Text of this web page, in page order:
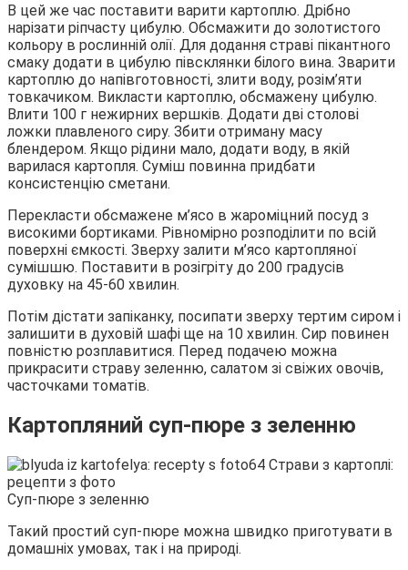
В цей же час поставити варити картоплю. Дрібно
нарізати ріпчасту цибулю. Обсмажити до золотистого
кольору в рослинній олії. Для додання страві пікантного
смаку додати в цибулю півсклянки білого вина. Зварити
картоплю до напівготовності, злити воду, розім’яти
товкачиком. Викласти картоплю, обсмажену цибулю.
Влити 100 г нежирних вершків. Додати дві столові
ложки плавленого сиру. Збити отриману масу
блендером. Якщо рідини мало, додати воду, в якій
варилася картопля. Суміш повинна придбати
консистенцію сметани.
Перекласти обсмажене м’ясо в жароміцний посуд з
високими бортиками. Рівномірно розподілити по всій
поверхні ємкості. Зверху залити м’ясо картопляної
сумішшю. Поставити в розігріту до 200 градусів
духовку на 45-60 хвилин.
Потім дістати запіканку, посипати зверху тертим сиром і
залишити в духовій шафі ще на 10 хвилин. Сир повинен
повністю розплавитися. Перед подачею можна
прикрасити страву зеленню, салатом зі свіжих овочів,
часточками томатів.
Картопляний суп-пюре з зеленню
Суп-пюре з зеленню
Такий простий суп-пюре можна швидко приготувати в
домашніх умовах, так і на природі.